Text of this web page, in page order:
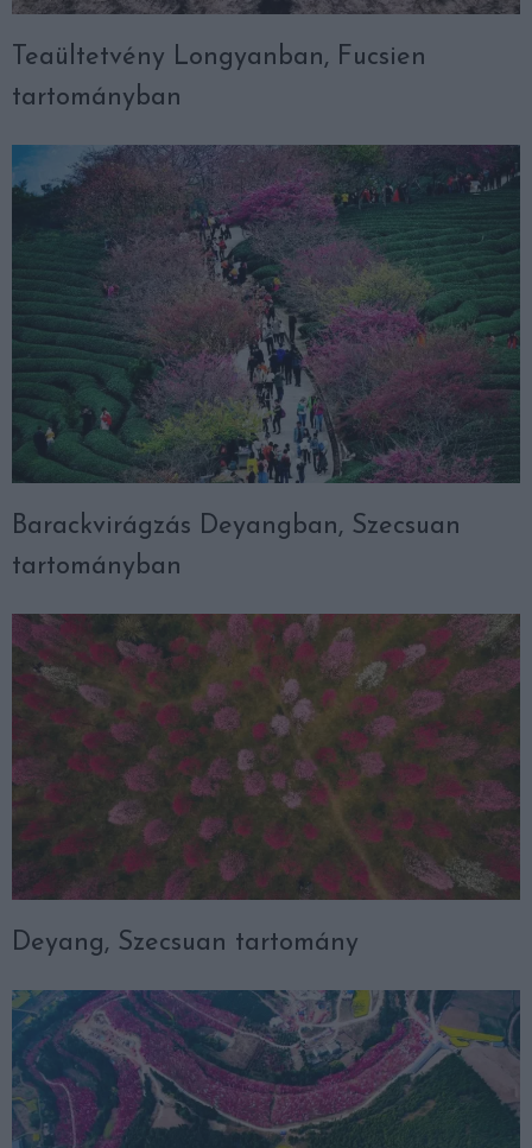
Teaültetvény Longyanban, Fucsien
tartományban
Barackvirágzás Deyangban, Szecsuan
tartományban
Deyang, Szecsuan tartomány